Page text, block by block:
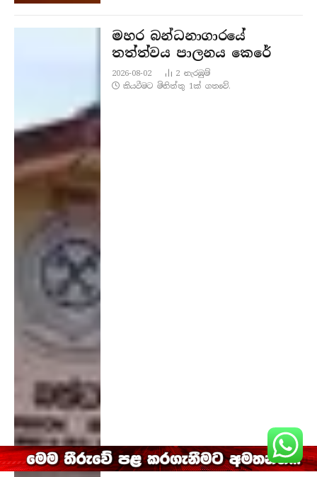
මහර බන්ධනාගාරයේ
තත්ත්වය පාලනය කෙරේ
2026-08-02 2නැරඹු​ම්
කියවීමට මිනිත්තු 1ක් ගතවේ.